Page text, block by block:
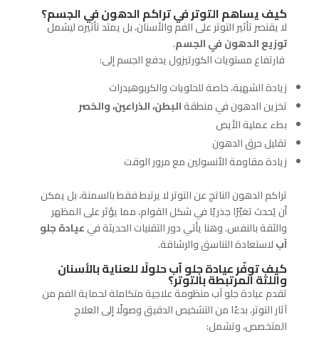
كيف يساهم التوتر في تراكم الدهون في الجسم؟
لا يقتصر تأثير التوتر على الفم والأسنان، بل يمتد تأثيره ليشمل
توزيع الدهون في الجسم.
فارتفاع مستويات الكورتيزول يدفع الجسم إلى:
زيادة الشهية، خاصة للحلويات والكربوهيدرات
تخزين الدهون في منطقةالبطن، الذراعين، والخصر
بطء عملية الأيض
تقليل حرق الدهون
زيادة مقاومة الأنسولين مع مرور الوقت
تراكم الدهون الناتج عن التوتر لا يرتبط فقط بالسمنة، بل يمكن
أن يُحدث تغيّرًا جذريًا في شكل القوام، مما يؤثر على المظهر
والثقة بالنفس. وهنا يأتي دور التقنيات الحديثة فيعيادة جلو
آبلاستعادة التناسق والرشاقة.
كيف توفّر عيادة جلو آب حلولًا للعناية بالأسنان
واللثة المرتبطة بالتوتر؟
تقدم عيادة جلو آب منظومة علاجية متكاملة لحماية الفم من
آثار التوتر، بدءًا من التشخيص الدقيق وصولًا إلى العلاج
المتخصص، وتشمل: